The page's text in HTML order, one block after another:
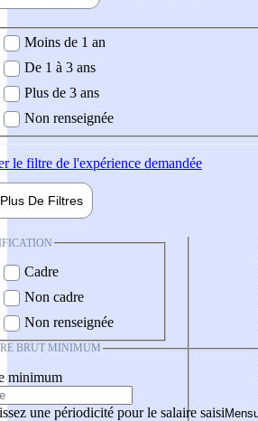
demandée
Moins de 1 an
De 1 à 3 ans
Plus de 3 ans
Non renseignée
le filtre de l'expérience demandée
Plus De Filtres
Cadre
Non cadre
Non renseignée
BRUT MINIMUM
minimum
une périodicité pour le salaire saisi